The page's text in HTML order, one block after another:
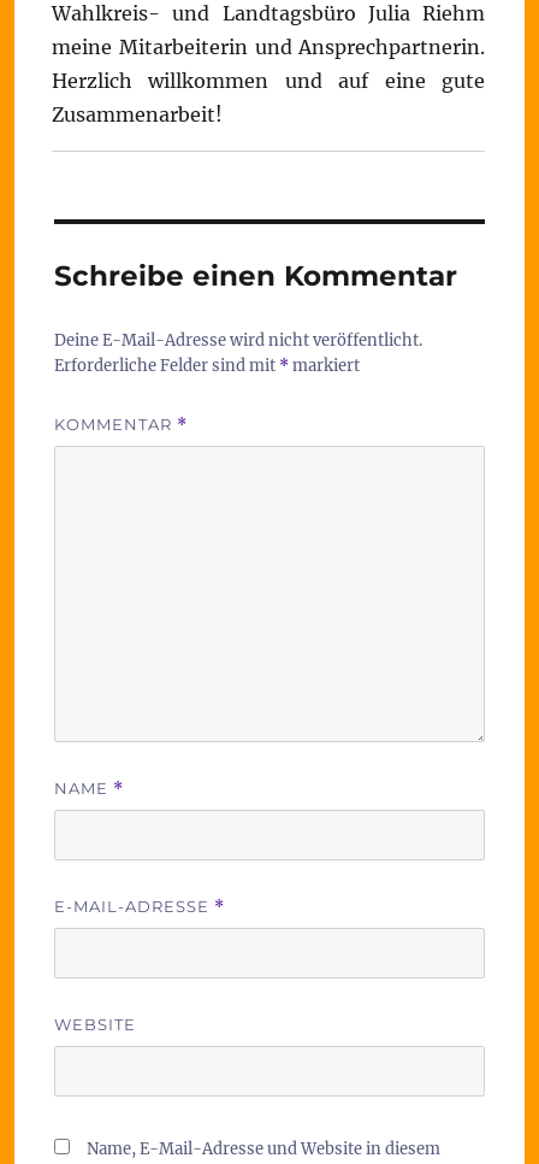
Wahlkreis- und Landtagsbüro Julia Riehm
meine Mitarbeiterin und Ansprechpartnerin.
Herzlich willkommen und auf eine gute
Zusammenarbeit!
Schreibe einen Kommentar
Deine E-Mail-Adresse wird nicht veröffentlicht.
Erforderliche Felder sind mit *markiert
KOMMENTAR *
NAME *
E-MAIL-ADRESSE *
WEBSITE
Name, E-Mail-Adresse und Website in diesem